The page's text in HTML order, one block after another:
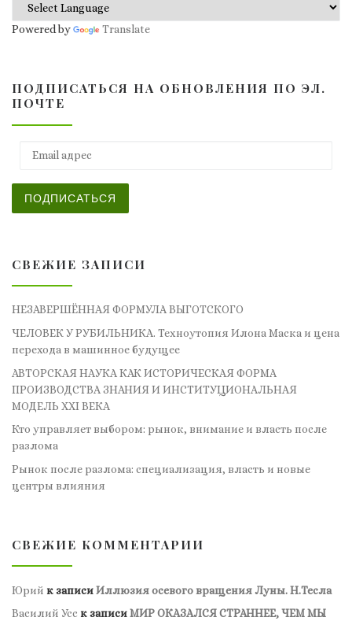
Powered by Translate
ПОДПИСАТЬСЯ НА ОБНОВЛЕНИЯ ПО ЭЛ.
ПОЧТЕ
ПОДПИСАТЬСЯ
СВЕЖИЕ ЗАПИСИ
НЕЗАВЕРШЁННАЯ ФОРМУЛА ВЫГОТСКОГО
ЧЕЛОВЕК У РУБИЛЬНИКА. Техноутопия Илона Маска и цена
перехода в машинное будущее
АВТОРСКАЯ НАУКА КАК ИСТОРИЧЕСКАЯ ФОРМА
ПРОИЗВОДСТВА ЗНАНИЯ И ИНСТИТУЦИОНАЛЬНАЯ
МОДЕЛЬ XXI ВЕКА
Кто управляет выбором: рынок, внимание и власть после
разлома
Рынок после разлома: специализация, власть и новые
центры влияния
СВЕЖИЕ КОММЕНТАРИИ
Юрий к записиИллюзия осевого вращения Луны. Н.Тесла
Василий Усс к записиМИР ОКАЗАЛСЯ СТРАННЕЕ, ЧЕМ МЫ